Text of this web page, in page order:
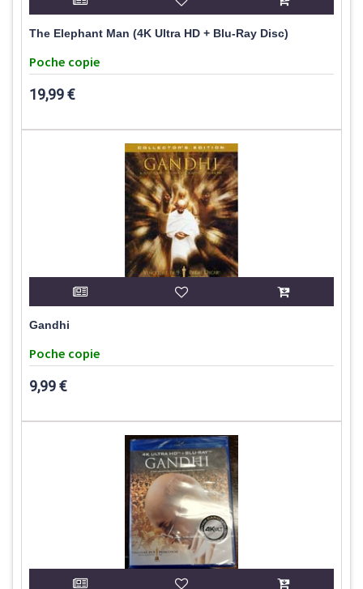
The Elephant Man (4K Ultra HD + Blu-Ray Disc)
Poche copie
19,99 €
Gandhi
Poche copie
9,99 €